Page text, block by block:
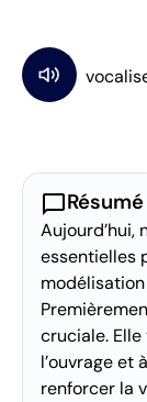
chat_bubbleRésumé
Aujourd’hui,
essentielles
cruciale.
l’ouvrage et
renforcer la